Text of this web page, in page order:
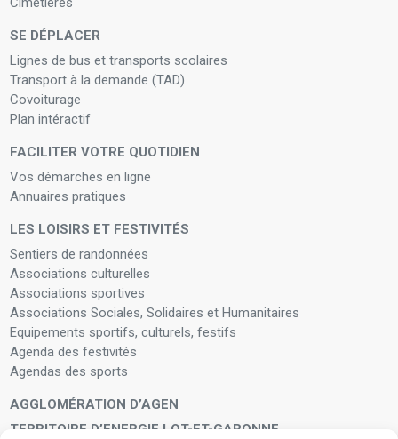
SE DÉPLACER
Lignes de bus et transports scolaires
Transport à la demande (TAD)
Covoiturage
Plan intéractif
FACILITER VOTRE QUOTIDIEN
Vos démarches en ligne
Annuaires pratiques
LES LOISIRS ET FESTIVITÉS
Sentiers de randonnées
Associations culturelles
Associations sportives
Associations Sociales, Solidaires et Humanitaires
Equipements sportifs, culturels, festifs
Agenda des festivités
Agendas des sports
AGGLOMÉRATION D’AGEN
TERRITOIRE D’ENERGIE LOT-ET-GARONNE